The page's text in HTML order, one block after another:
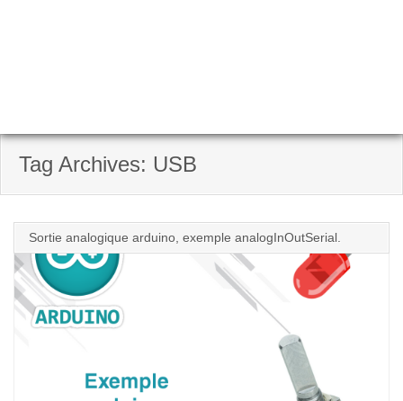
Tag Archives: USB
Sortie analogique arduino, exemple analogInOutSerial.